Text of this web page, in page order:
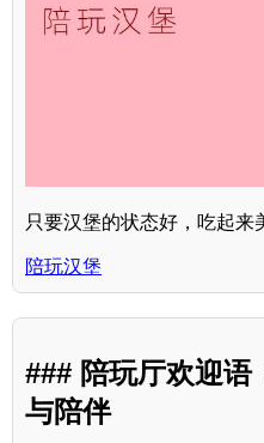
只要汉堡的状态好，吃起来
陪玩汉堡
### 陪玩厅欢迎语
与陪伴